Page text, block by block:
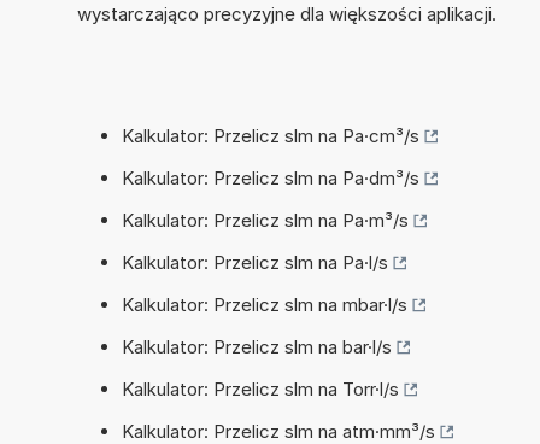
wystarczająco precyzyjne dla większości aplikacji.
Kalkulator: Przelicz slm na Pa·cm³/s
Kalkulator: Przelicz slm na Pa·dm³/s
Kalkulator: Przelicz slm na Pa·m³/s
Kalkulator: Przelicz slm na Pa·l/s
Kalkulator: Przelicz slm na mbar·l/s
Kalkulator: Przelicz slm na bar·l/s
Kalkulator: Przelicz slm na Torr·l/s
Kalkulator: Przelicz slm na atm·mm³/s